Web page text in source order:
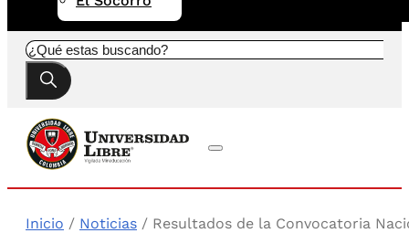
Buscar
Inicio / Noticias / Resultados de la Convocatoria